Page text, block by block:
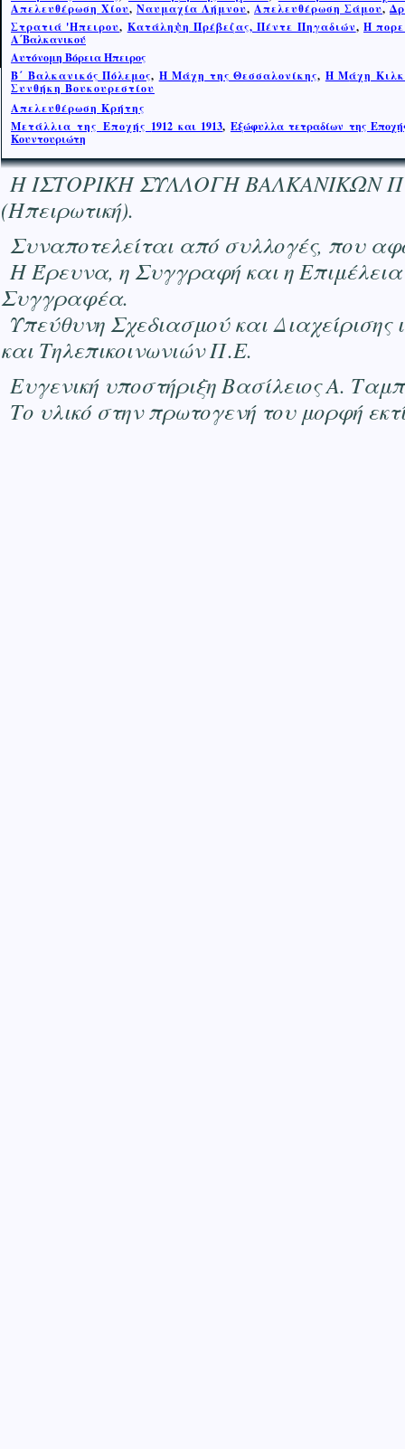
Απελευθέρωση Χίου, Ναυμαχία Λήμνου, Απελευθέρωση Σάμου,
Στρατιά 'Ηπειρου, Κατάληψη Πρέβεζας, Πέντε Πηγαδιών,Η
Α΄Βαλκανικού
Αυτόνομη Βόρεια Ήπειρος
Β΄ Βαλκανικός Πόλεμος, Η Μάχη της Θεσσαλονίκης, Η Μάχη
Συνθήκη Βουκουρεστίου
Απελευθέρωση Κρήτης
Μετάλλια της Εποχής 1912 και 1913, Εξώφυλλα τετραδίων της
Κουντουριώτη
Η ΙΣΤΟΡΙΚΗ ΣΥΛΛΟΓΗ ΒΑΛΚΑΝΙΚΩΝ
(Ηπειρωτική).
Συναποτελείται από συλλογές, που
Η Έρευνα, η Συγγραφή και η
Συγγραφέα.
Υπεύθυνη Σχεδιασμού και
και Τηλεπικοινωνιών Π.Ε.
Ευγενική υποστήριξη Βασίλειος Α.
Το υλικό στην πρωτογενή του μορφή